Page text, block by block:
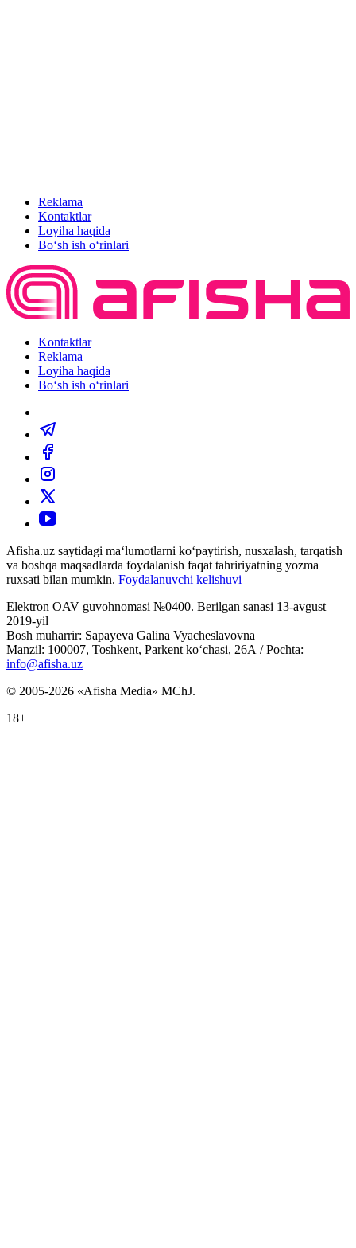
Reklama
Kontaktlar
Loyiha haqida
Bo‘sh ish o‘rinlari
Kontaktlar
Reklama
Loyiha haqida
Bo‘sh ish o‘rinlari
Afisha.uz saytidagi ma‘lumotlarni ko‘paytirish, nusxalash, tarqatish
va boshqa maqsadlarda foydalanish faqat tahririyatning yozma
ruxsati bilan mumkin. Foydalanuvchi kelishuvi
Elektron OAV guvohnomasi №0400. Berilgan sanasi 13-avgust
2019-yil
Bosh muharrir: Sapayeva Galina Vyacheslavovna
Manzil: 100007, Toshkent, Parkent ko‘chasi, 26А / Pochta:
info@afisha.uz
© 2005-2026 «Afisha Media» MChJ.
18+